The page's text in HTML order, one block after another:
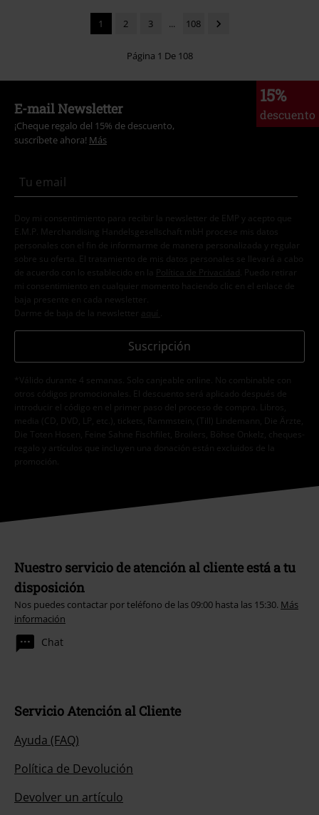
1 2 3 ... 108
Página 1 De 108
15%
descuento
E-mail Newsletter
¡Cheque regalo del 15% de descuento,
suscríbete ahora! Más
Doy mi consentimiento para recibir la newsletter de EMP y acepto que
E.M.P. Merchandising Handelsgesellschaft mbH procese mis datos
personales con el fin de informarme de manera personalizada y regular
sobre su oferta. El tratamiento de mis datos personales se llevará a cabo
de acuerdo con lo establecido en la
Política de Privacidad . Puedo retirar
mi consentimiento en cualquier momento haciendo clic en el enlace de
baja presente en cada newsletter.
Darme de baja de la newsletter
aquí
Suscripción
*Válido durante 4 semanas. Solo canjeable online. No combinable con
otros códigos promocionales. El descuento será aplicado después de
introducir el código en el primer paso del proceso de compra. Libros,
media (CD, DVD, LP, etc.), tickets, Rammstein, (Till) Lindemann, Die Ärzte,
Die Toten Hosen, Feine Sahne Fischfilet, Broilers, Böhse Onkelz, cheques-
regalo y artículos que incluyen una donación están excluidos de la
promoción.
Nuestro servicio de atención al cliente está a tu
disposición
Nos puedes contactar por teléfono de las 09:00 hasta las 15:30. Más
información
Chat
Servicio Atención al Cliente
Ayuda (FAQ)
Política de Devolución
Devolver un artículo